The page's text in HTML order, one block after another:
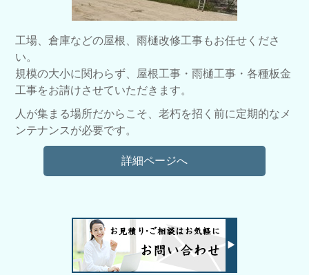
工場、倉庫などの屋根、雨樋改修工事もお任せくださ
い。
規模の大小に関わらず、屋根工事・雨樋工事・各種板金
工事をお請けさせていただきます。
人が集まる場所だからこそ、老朽を招く前に定期的なメ
ンテナンスが必要です。
詳細ページへ